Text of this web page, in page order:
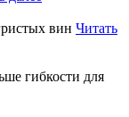
вин Читать
гибкости для